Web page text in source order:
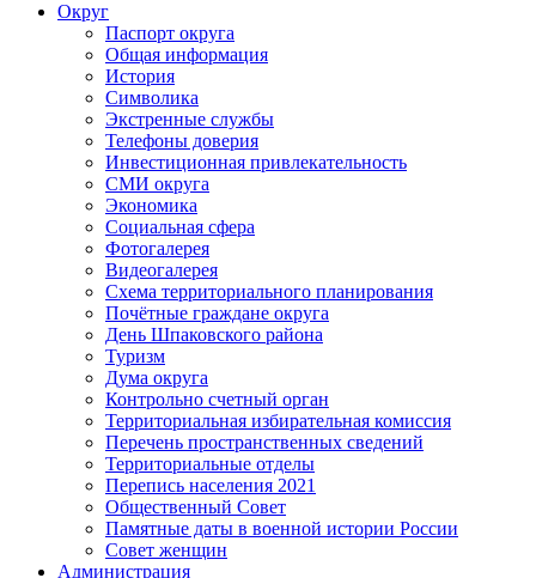
Округ
Паспорт округа
Общая информация
История
Символика
Экстренные службы
Телефоны доверия
Инвестиционная привлекательность
СМИ округа
Экономика
Социальная сфера
Фотогалерея
Видеогалерея
Схема территориального планирования
Почётные граждане округа
День Шпаковского района
Туризм
Дума округа
Контрольно счетный орган
Территориальная избирательная комиссия
Перечень пространственных сведений
Территориальные отделы
Перепись населения 2021
Общественный Совет
Памятные даты в военной истории России
Совет женщин
Администрация